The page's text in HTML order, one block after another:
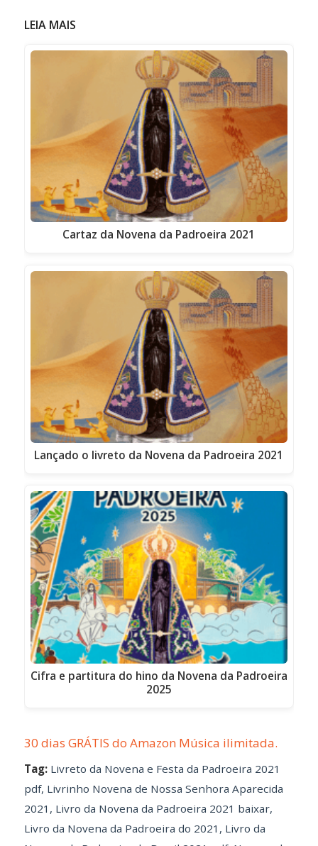
LEIA MAIS
Cartaz da Novena da Padroeira 2021
Lançado o livreto da Novena da Padroeira 2021
Cifra e partitura do hino da Novena da Padroeira
2025
30 dias GRÁTIS do Amazon Música ilimitada.
Tag: Livreto da Novena e Festa da Padroeira 2021
pdf, Livrinho Novena de Nossa Senhora Aparecida
2021 , Livro da Novena da Padroeira 2021 baixar,
Livro da Novena da Padroeira do 2021 , Livro da